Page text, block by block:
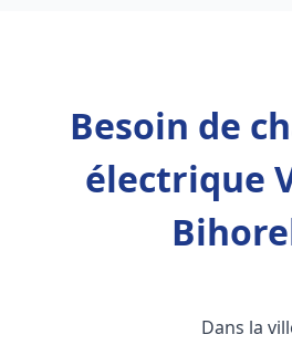
Besoin de
électrique
Dans la